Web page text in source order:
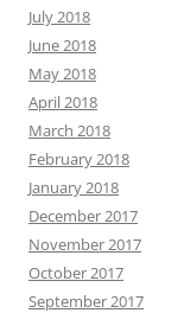
July 2018
June 2018
May 2018
April 2018
March 2018
February 2018
January 2018
December 2017
November 2017
October 2017
September 2017